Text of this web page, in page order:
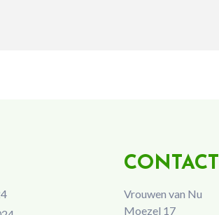
CONTACT
Vrouwen van Nu
Moezel 17